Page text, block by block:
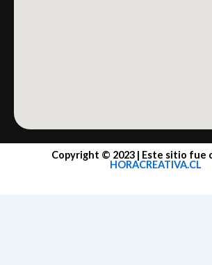
Copyright © 2023 | Este sitio fue
HORACREATIVA.CL